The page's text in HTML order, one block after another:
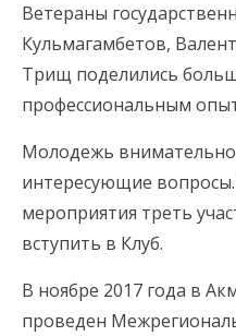
Ветераны
Кульмагамбетов,
Трищ поделились
профессиональным
Молодежь внимательно
интересующие
мероприятия треть
вступить в Клуб.
В ноябре 2017 года в
проведен